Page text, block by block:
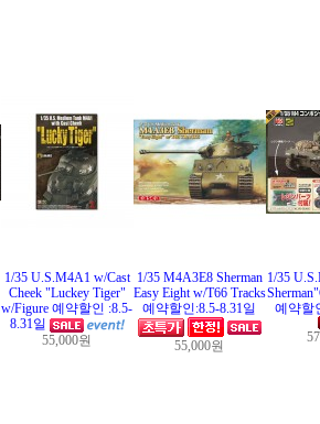
1/35 U.S.M4A1 w/Cast
Cheek "Luckey Tiger"
w/Figure 예약할인 :8.5-
8.31일
55,000원
1/35 M4A3E8 Sherman
Easy Eight w/T66 Tracks
예약할인:8.5-8.31일
55,000원
1/35
예약할